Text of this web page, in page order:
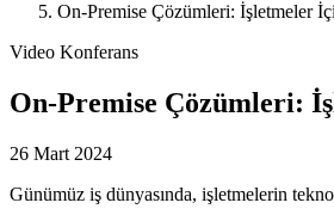
On-Premise Çözümleri: İşletmeler
Video Konferans
On-Premise Çözümleri:
26 Mart 2024
Günümüz iş dünyasında, işletmelerin